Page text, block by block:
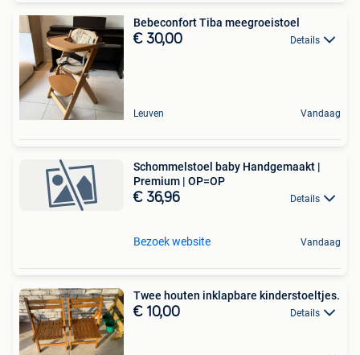
Bebeconfort Tiba meegroeistoel
€ 30,00 Details
Leuven Vandaag
Schommelstoel baby Handgemaakt |
Premium | OP=OP
€ 36,96 Details
Bezoek website Vandaag
Twee houten inklapbare kinderstoeltjes.
€ 10,00 Details